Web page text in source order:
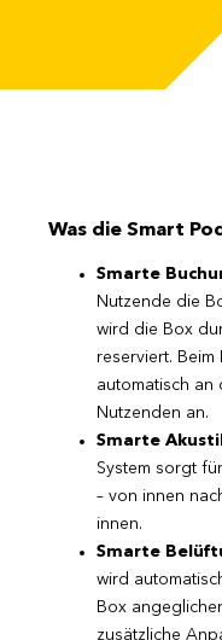
Was die Smart
Smarte
Nutzende die
wird die Box
reserviert.
automatisch an
Nutzenden an.
Smarte
System sorgt
– von innen
innen.
Smarte
wird
Box
zusätzliche